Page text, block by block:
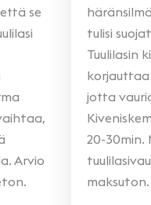
se
Arvio
tulisi
Tuulilasin
korjauttaa
jotta
20-30min.
maksuton.